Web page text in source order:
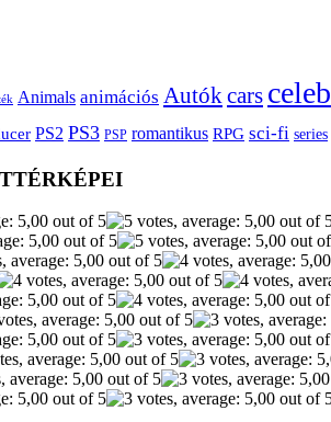
Animals animációs Autókcars celeb
PS2 PS3 PSP romantikus RPG sci-fi series